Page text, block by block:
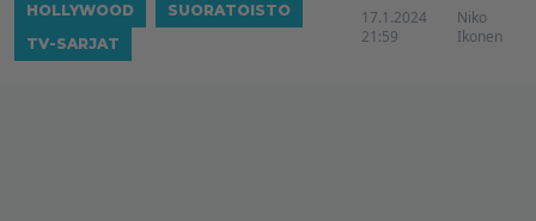
HOLLYWOOD
SUORATOISTO
TV-SARJAT
17.1.2024
21:59
Niko
Ikonen